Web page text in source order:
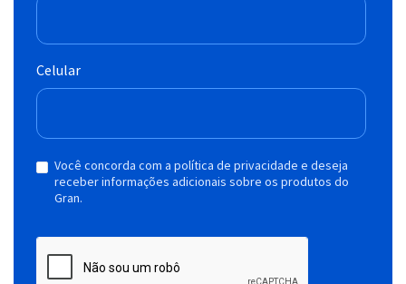
Celular
Você concorda com a política de privacidade e deseja
receber informações adicionais sobre os produtos do
Gran.